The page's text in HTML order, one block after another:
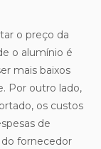
o preço da
o alumínio é
mais baixos
Por outro lado,
os custos
de
do fornecedor